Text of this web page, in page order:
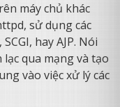
máy chủ khác
sử dụng các
hay AJP. Nói
lạc qua mạng và tạo
vào việc xử lý các